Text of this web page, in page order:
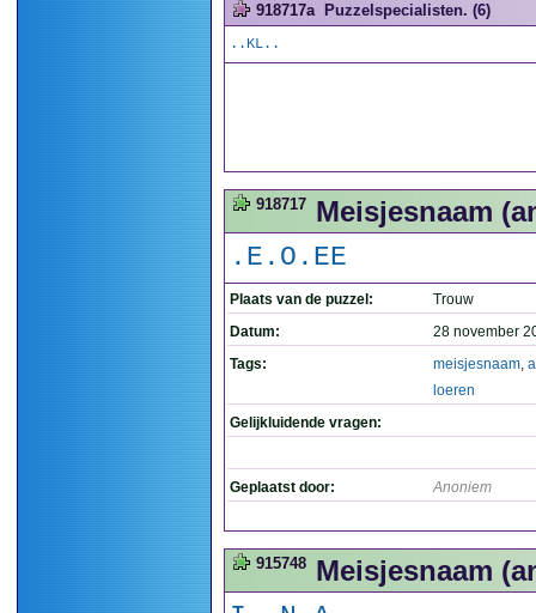
918717a Puzzelspecialisten. (6)
..KL..
918717 Meisjesnaam
.E.O.EE
Plaats van de puzzel:
Trouw
Datum:
28 november
Tags:
meisjesnaam,
loeren
Gelijkluidende vragen:
Geplaatst door: Anoniem
915748 Meisjesnaam